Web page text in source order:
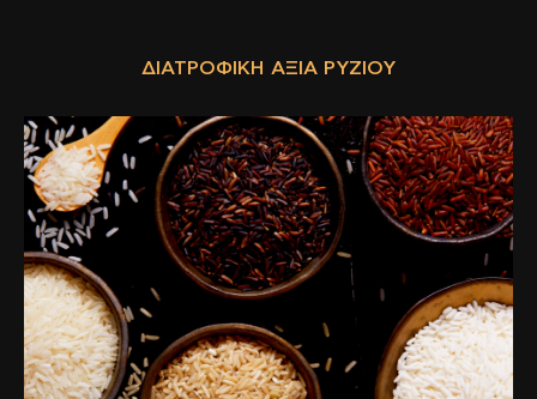
ΔΙΑΤΡΟΦΙΚΉ ΑΞΊΑ ΡΥΖΙΟΎ